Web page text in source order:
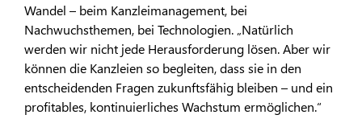
Wandel – beim Kanzleimanagement, bei
Nachwuchsthemen, bei Technologien. „Natürlich
werden wir nicht jede Herausforderung lösen. Aber wir
können die Kanzleien so begleiten, dass sie in den
entscheidenden Fragen zukunftsfähig bleiben – und ein
profitables, kontinuierliches Wachstum ermöglichen.“